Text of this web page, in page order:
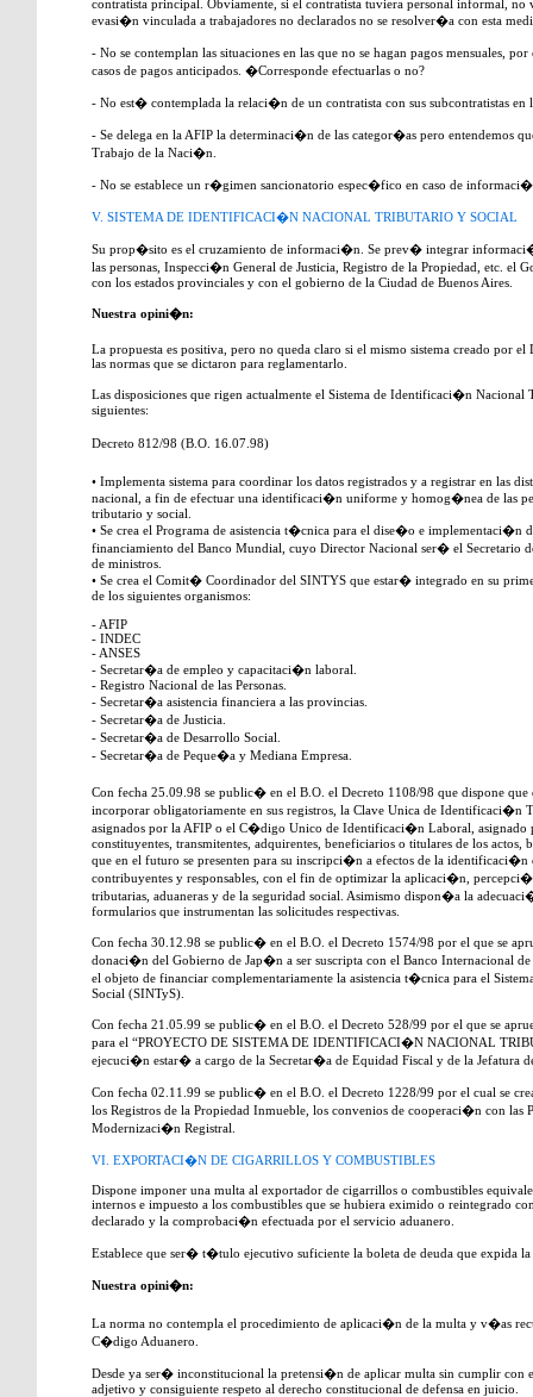
contratista principal. Obviamente, si el contratista tuviera personal informal, no
evasi�n vinculada a trabajadores no declarados no se resolver�a con esta
- No se contemplan las situaciones en las que no se hagan pagos mensuales,
casos de pagos anticipados. �Corresponde efectuarlas o no?
- No est� contemplada la relaci�n de un contratista con sus subcontratistas
- Se delega en la AFIP la determinaci�n de las categor�as pero entendemos
Trabajo de la Naci�n.
- No se establece un r�gimen sancionatorio espec�fico en caso de
V. SISTEMA DE IDENTIFICACI�N NACIONAL TRIBUTARIO Y SOCIAL
Su prop�sito es el cruzamiento de informaci�n. Se prev� integrar
las personas, Inspecci�n General de Justicia, Registro de la Propiedad, etc. el
con los estados provinciales y con el gobierno de la Ciudad de Buenos Aires.
Nuestra opini�n:
La propuesta es positiva, pero no queda claro si el mismo sistema creado por
las normas que se dictaron para reglamentarlo.
Las disposiciones que rigen actualmente el Sistema de Identificaci�n Nacional
siguientes:
Decreto 812/98 (B.O. 16.07.98)
• Implementa sistema para coordinar los datos registrados y a registrar en las
nacional, a fin de efectuar una identificaci�n uniforme y homog�nea de las
tributario y social.
• Se crea el Programa de asistencia t�cnica para el dise�o e
financiamiento del Banco Mundial, cuyo Director Nacional ser� el Secretario
de ministros.
• Se crea el Comit� Coordinador del SINTYS que estar� integrado en su
de los siguientes organismos:
- AFIP
- INDEC
- ANSES
- Secretar�a de empleo y capacitaci�n laboral.
- Registro Nacional de las Personas.
- Secretar�a asistencia financiera a las provincias.
- Secretar�a de Justicia.
- Secretar�a de Desarrollo Social.
- Secretar�a de Peque�a y Mediana Empresa.
Con fecha 25.09.98 se public� en el B.O. el Decreto 1108/98 que dispone
incorporar obligatoriamente en sus registros, la Clave Unica de
asignados por la AFIP o el C�digo Unico de Identificaci�n Laboral, asignado
constituyentes, transmitentes, adquirentes, beneficiarios o titulares de los actos,
que en el futuro se presenten para su inscripci�n a efectos de la
contribuyentes y responsables, con el fin de optimizar la aplicaci�n,
tributarias, aduaneras y de la seguridad social. Asimismo dispon�a la
formularios que instrumentan las solicitudes respectivas.
Con fecha 30.12.98 se public� en el B.O. el Decreto 1574/98 por el que se
donaci�n del Gobierno de Jap�n a ser suscripta con el Banco Internacional
el objeto de financiar complementariamente la asistencia t�cnica para el
Social (SINTyS).
Con fecha 21.05.99 se public� en el B.O. el Decreto 528/99 por el que se
para el “PROYECTO DE SISTEMA DE IDENTIFICACI�N NACIONAL
ejecuci�n estar� a cargo de la Secretar�a de Equidad Fiscal y de la Jefatura
Con fecha 02.11.99 se public� en el B.O. el Decreto 1228/99 por el cual se
los Registros de la Propiedad Inmueble, los convenios de cooperaci�n con las
Modernizaci�n Registral.
VI. EXPORTACI�N DE CIGARRILLOS Y COMBUSTIBLES
Dispone imponer una multa al exportador de cigarrillos o combustibles
internos e impuesto a los combustibles que se hubiera eximido o reintegrado
declarado y la comprobaci�n efectuada por el servicio aduanero.
Establece que ser� t�tulo ejecutivo suficiente la boleta de deuda que expida la
Nuestra opini�n:
La norma no contempla el procedimiento de aplicaci�n de la multa y v�as
C�digo Aduanero.
Desde ya ser� inconstitucional la pretensi�n de aplicar multa sin cumplir con
adjetivo y consiguiente respeto al derecho constitucional de defensa en juicio.